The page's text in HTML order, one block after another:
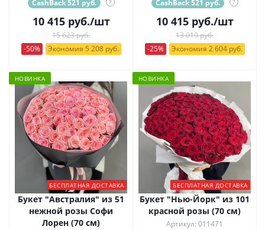
CashBack 521 руб.
10 415руб./шт
15 623 руб.
-50%
Экономия 5 208 руб.
CashBack 521 руб.
10 415руб./шт
13 019 руб.
-25%
Экономия 2 604 руб.
НОВИНКА
БЕСПЛАТНАЯ ДОСТАВКА
Букет "Австралия" из 51
нежной розы Софи
Лорен (70 см)
НОВИНКА
БЕСПЛАТНАЯ ДОСТАВКА
Букет "Нью-Йорк" из 101
красной розы (70 см)
Артикул: 011471